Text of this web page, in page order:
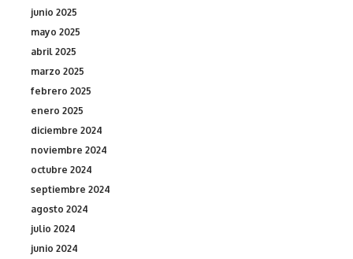
junio 2025
mayo 2025
abril 2025
marzo 2025
febrero 2025
enero 2025
diciembre 2024
noviembre 2024
octubre 2024
septiembre 2024
agosto 2024
julio 2024
junio 2024